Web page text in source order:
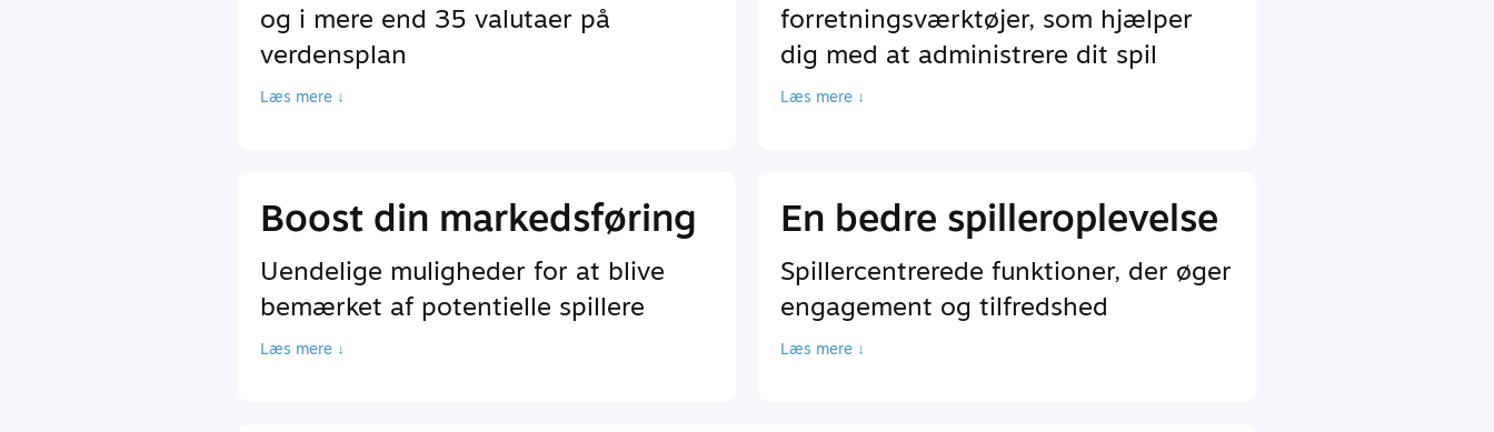
og i mere end 35 valutaer på
verdensplan
Læs mere ↓
forretningsværktøjer, som hjælper
dig med at administrere dit spil
Læs mere ↓
Boost din markedsføring
Uendelige muligheder for at blive
bemærket af potentielle spillere
Læs mere ↓
En bedre spilleroplevelse
Spillercentrerede funktioner, der øger
engagement og tilfredshed
Læs mere ↓